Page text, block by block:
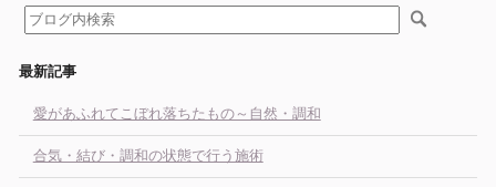
最新記事
愛があふれてこぼれ落ちたもの～自然・調和
合気・結び・調和の状態で行う施術